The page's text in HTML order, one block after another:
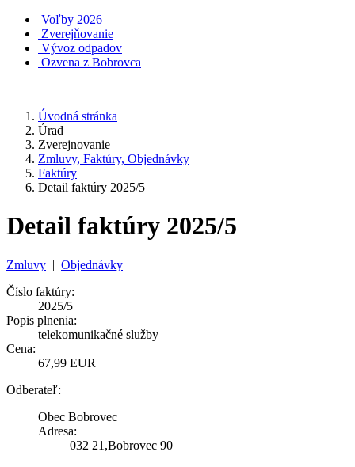
Voľby 2026
Zverejňovanie
Vývoz odpadov
Ozvena z Bobrovca
Úvodná stránka
Úrad
Zverejnovanie
Zmluvy, Faktúry, Objednávky
Faktúry
Detail faktúry 2025/5
Detail faktúry 2025/5
Zmluvy | Objednávky
Číslo faktúry:
2025/5
Popis plnenia:
telekomunikačné služby
Cena:
67,99 EUR
Odberateľ:
Obec Bobrovec
Adresa:
032 21,Bobrovec 90